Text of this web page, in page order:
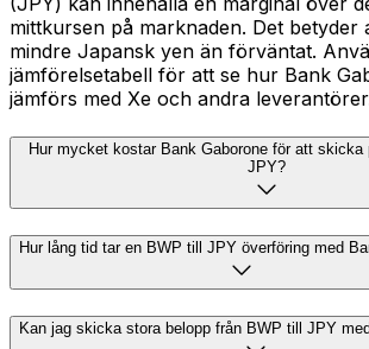
mittkursen på marknaden. Det betyder
mindre Japansk yen än förväntat.
jämförelsetabell för att se hur Bank
jämförs med Xe och andra
Hur mycket kostar Bank Gaborone för att skicka
JPY?
Hur lång tid tar en BWP till JPY överföring med
Kan jag skicka stora belopp från BWP till JPY